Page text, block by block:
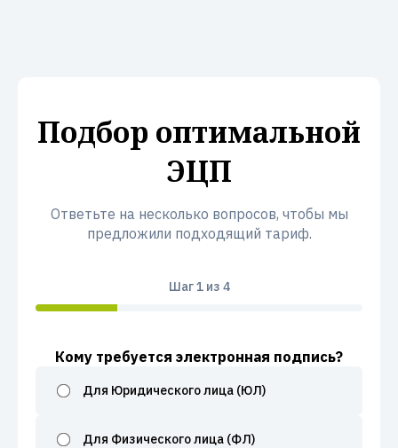
Подбор оптимальной
ЭЦП
Ответьте на несколько вопросов, чтобы мы
предложили подходящий тариф.
Шаг1из 4
Кому требуется электронная подпись?
Для Юридического лица (ЮЛ)
Для Физического лица (ФЛ)